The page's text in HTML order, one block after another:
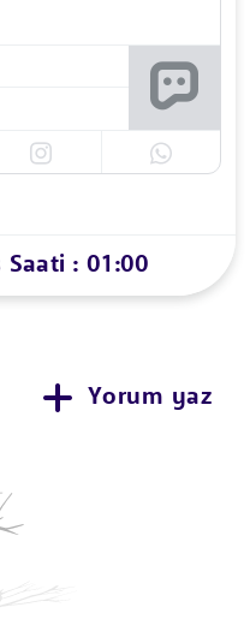
Saati : 01:00
Yorum yaz